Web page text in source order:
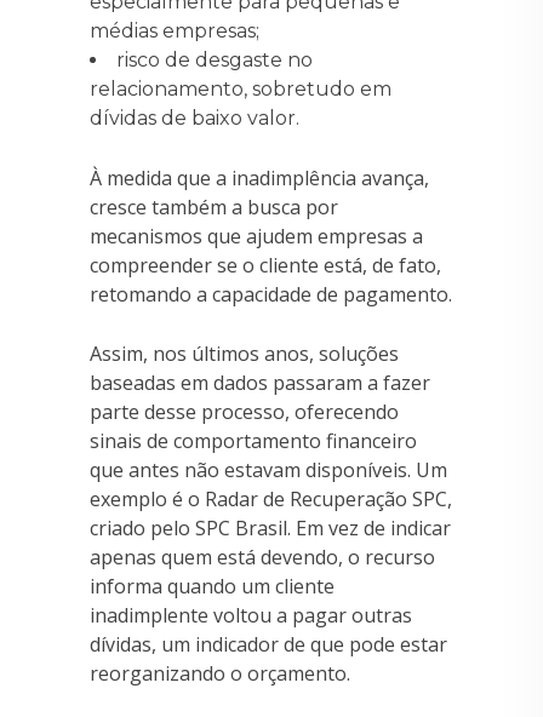
médias empresas;
risco de desgaste no
relacionamento, sobretudo em
dívidas de baixo valor.
À medida que a inadimplência avança,
cresce também a busca por
mecanismos que ajudem empresas a
compreender se o cliente está, de fato,
retomando a capacidade de pagamento.
Assim, nos últimos anos, soluções
baseadas em dados passaram a fazer
parte desse processo, oferecendo
sinais de comportamento financeiro
que antes não estavam disponíveis. Um
exemplo é o Radar de Recuperação SPC,
criado pelo SPC Brasil. Em vez de indicar
apenas quem está devendo, o recurso
informa quando um cliente
inadimplente voltou a pagar outras
dívidas, um indicador de que pode estar
reorganizando o orçamento.